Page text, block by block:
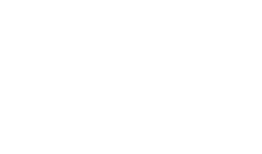
Futuro